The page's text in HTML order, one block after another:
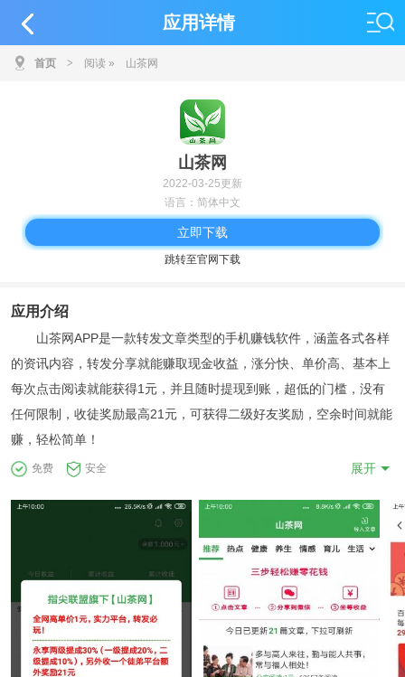
应用详情
首页 > 阅读 » 山茶网
山茶网
2022-03-25更新
语言：简体中文
立即下载
跳转至官网下载
应用介绍
山茶网APP是一款转发文章类型的手机赚钱软件，涵盖各式各样
的资讯内容，转发分享就能赚取现金收益，涨分快、单价高、基本上
每次点击阅读就能获得1元，并且随时提现到账，超低的门槛，没有
任何限制，收徒奖励最高21元，可获得二级好友奖励，空余时间就能
赚，轻松简单！
免费 安全 展开